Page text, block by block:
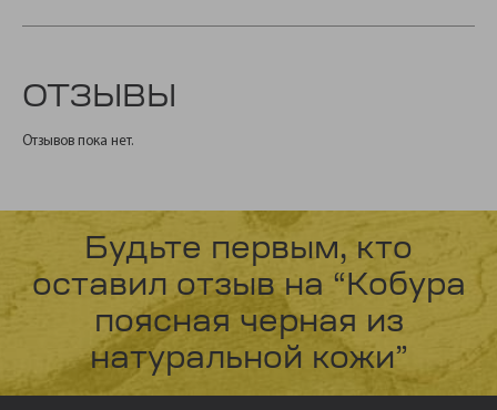
ОТЗЫВЫ
Отзывов пока нет.
Будьте первым, кто
оставил отзыв на “Кобура
поясная черная из
натуральной кожи”